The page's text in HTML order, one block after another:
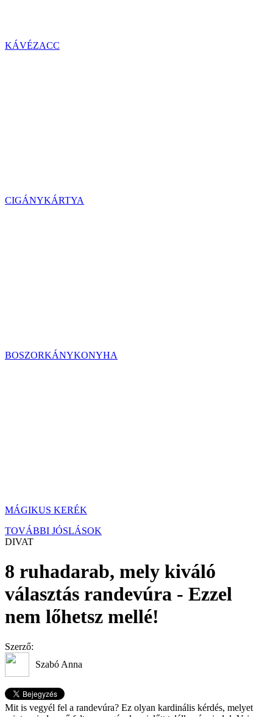
KÁVÉZACC
CIGÁNYKÁRTYA
BOSZORKÁNYKONYHA
MÁGIKUS KERÉK
TOVÁBBI JÓSLÁSOK
DIVAT
8 ruhadarab, mely kiváló
választás randevúra - Ezzel
nem lőhetsz mellé!
Szerző:
Szabó Anna
Mit is vegyél fel a randevúra? Ez olyan kardinális kérdés, melyet